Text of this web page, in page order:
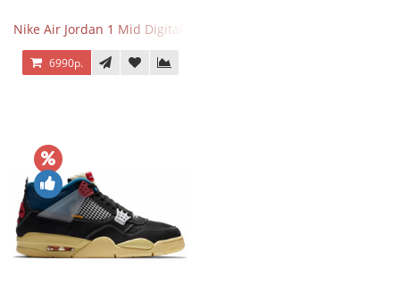
Nike Air Jordan 1 Mid Digital Pink
6990р.